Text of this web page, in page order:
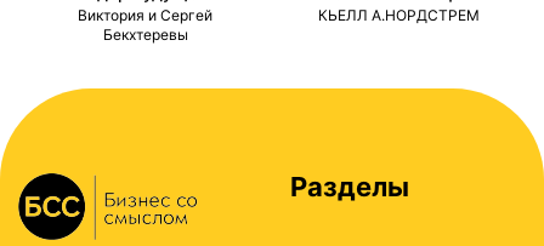
Виктория и Сергей
Бекхтеревы
КЬЕЛЛ А.НОРДСТРЕМ
Разделы